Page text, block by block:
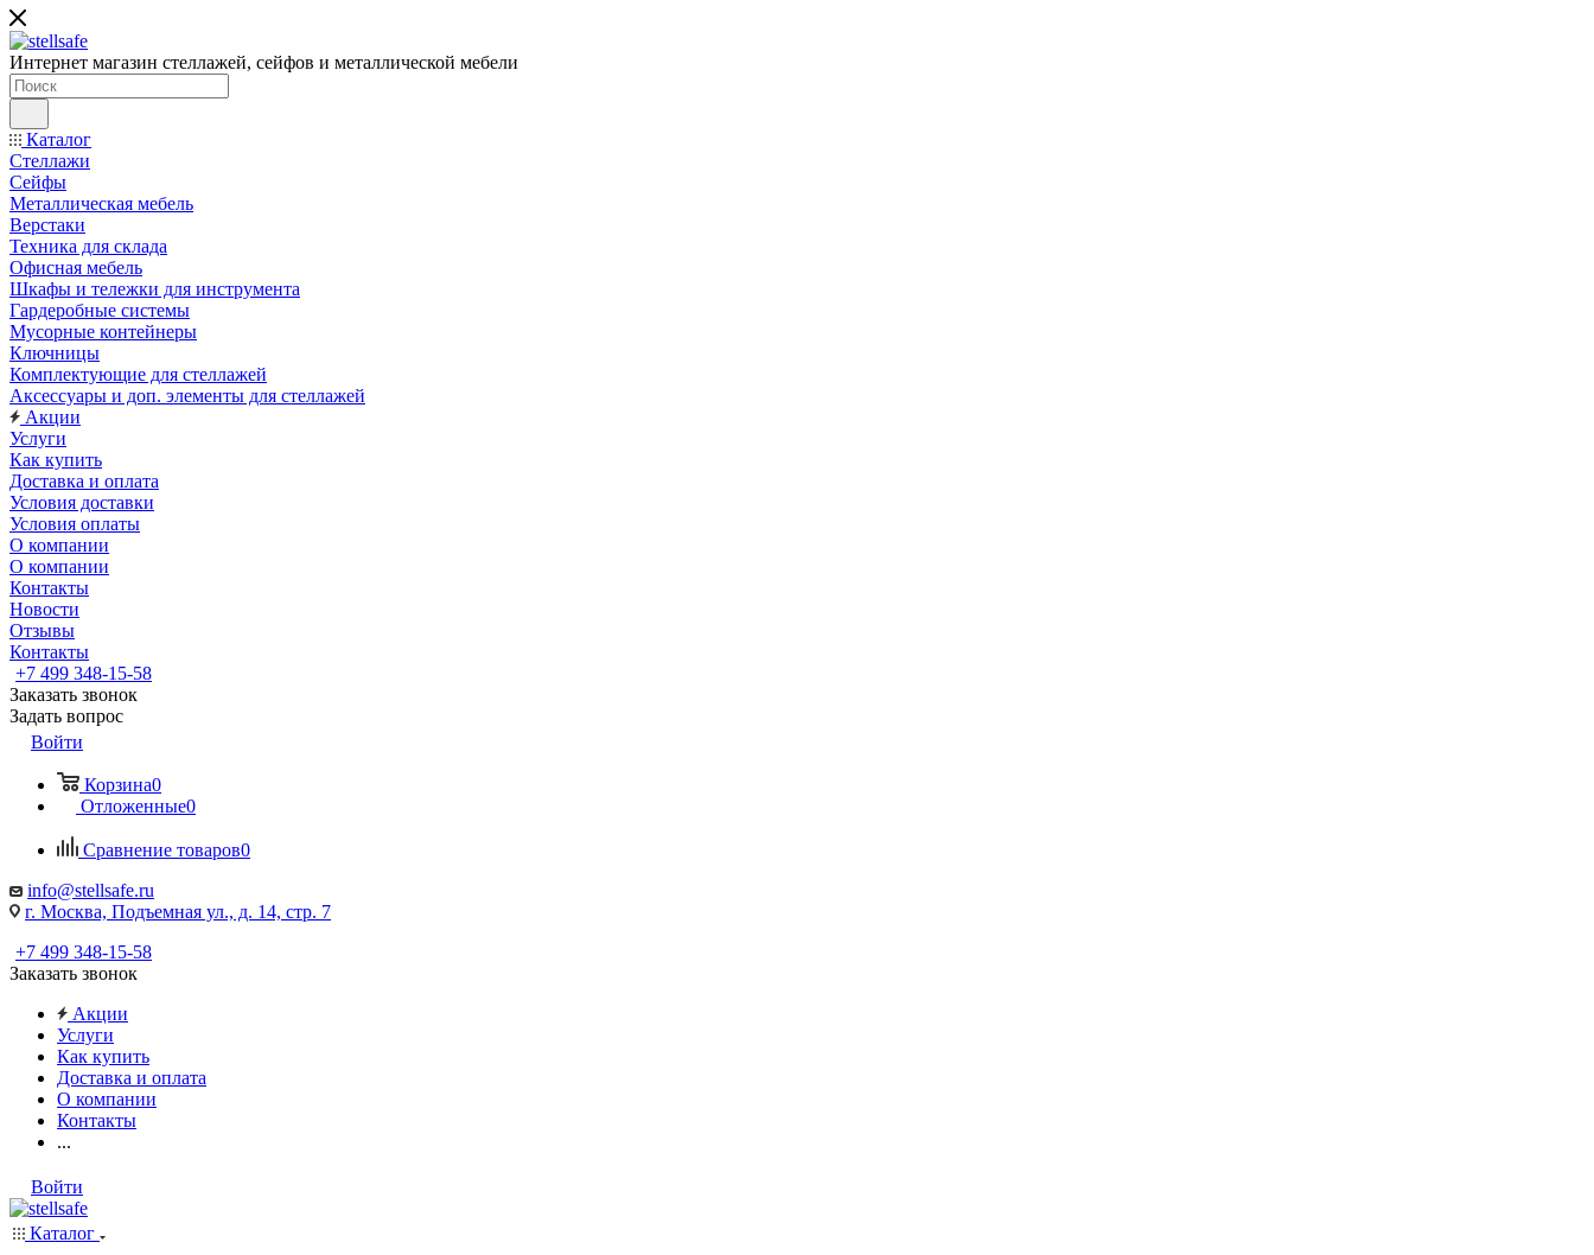
Интернет магазин стеллажей, сейфов и металлической мебели
Каталог
Стеллажи
Сейфы
Металлическая мебель
Верстаки
Техника для склада
Офисная мебель
Шкафы и тележки для инструмента
Гардеробные системы
Мусорные контейнеры
Ключницы
Комплектующие для стеллажей
Аксессуары и доп. элементы для стеллажей
Акции
Услуги
Как купить
Доставка и оплата
Условия доставки
Условия оплаты
О компании
О компании
Контакты
Новости
Отзывы
Контакты
+7 499 348-15-58
Заказать звонок
Задать вопрос
Войти
Корзина0
Отложенные0
Сравнение товаров0
info@stellsafe.ru
г. Москва, Подъемная ул., д. 14, стр. 7
+7 499 348-15-58
Заказать звонок
Акции
Услуги
Как купить
Доставка и оплата
О компании
Контакты
...
Войти
Каталог